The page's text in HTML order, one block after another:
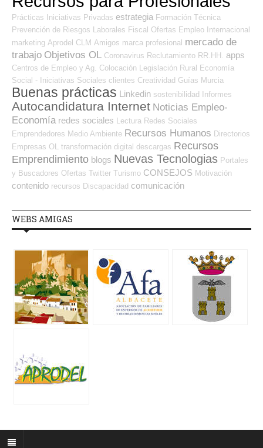
Prácticas Iniciativas Privadas estrategia Formación Técnica
Prevención de Riesgos Laborales Fiscal Ofertas Empleo Internacional
marketing Aprodel CLM Amigos marca profesional mercado de
trabajo Objetivos OL Coronavirus Reclutamiento RR.HH. apps
Centros de Empleo y Ag. Colocación Legislación Rural Economía
Social - Iniciativas Sociales clientes Creatividad Guías Murcia
Buenas prácticas Linkedin sostenibilidad Informes
Autocandidatura Internet Noticias Empleo-
Economía redes sociales Lectura Redes Sociales
Emprendedores Medio Ambiente Recursos Humanos Directorios
Empresas OL transformación digital descargas Recursos
Emprendimiento blogs Nuevas Tecnologias Portales
y Buscadores Ofertas Twitter Turismo CONSEJOS Motivación
contenido recursos Discapacidad comunicación
WEBS AMIGAS